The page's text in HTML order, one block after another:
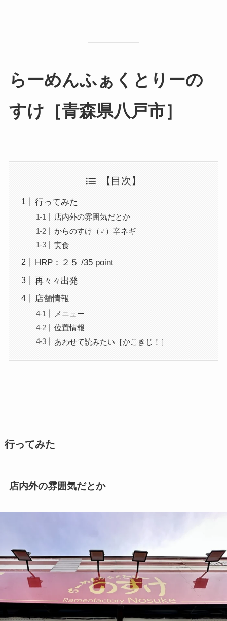
らーめんふぁくとりーの
すけ［青森県八戸市］
【目次】
行ってみた
店内外の雰囲気だとか
からのすけ（♂）辛ネギ
実食
HRP：２５ /35 point
再々々出発
店舗情報
メニュー
位置情報
あわせて読みたい［かこきじ！］
行ってみた
店内外の雰囲気だとか